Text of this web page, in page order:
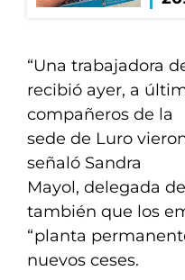
“Una trabajadora
recibió ayer, a
compañeros de la
sede de Luro
señaló Sandra
Mayol, delegada
también que los
“planta
nuevos ceses.